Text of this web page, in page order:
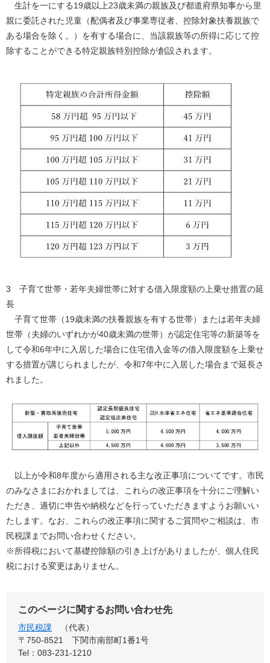
生計を一にする19歳以上23歳未満の親族及び都道府県知事から里
親に委託された児童（配偶者及び事業専従者、控除対象扶養親族で
ある場合を除く。）を有する場合に、当該親族等の所得に応じて控
除することができる特定親族特別控除が創設されます。
3 子育て世帯・若年夫婦世帯に対する借入限度額の上乗せ措置の延
長
子育て世帯（19歳未満の扶養親族を有する世帯）または若年夫婦
世帯（夫婦のいずれかが40歳未満の世帯）が認定住宅等の新築等を
して令和6年中に入居した場合に住宅借入金等の借入限度額を上乗せ
する措置が講じられましたが、令和7年中に入居した場合まで延長さ
れました。
以上が令和8年度から適用される主な改正事項についてです。市民
のみなさまにおかれましては、これらの改正事項を十分にご理解い
ただき、適切に申告や納税などを行っていただきますようお願いい
たします。なお、これらの改正事項に関するご質問やご相談は、市
民税課までお問い合わせください。
※所得税において基礎控除額の引き上げがありましたが、個人住民
税における変更はありません。
このページに関するお問い合わせ先
市民税課
代表
〒750-8521
下関市南部町1番1号
Tel：083-231-1210